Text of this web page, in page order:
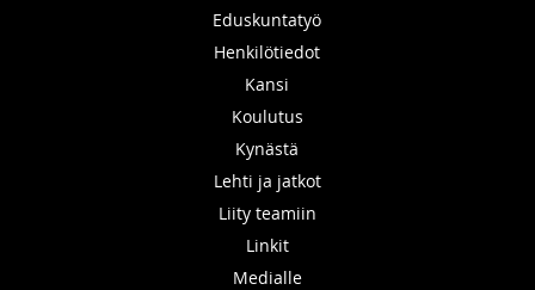
Eduskuntatyö
Henkilötiedot
Kansi
Koulutus
Kynästä
Lehti ja jatkot
Liity teamiin
Linkit
Medialle